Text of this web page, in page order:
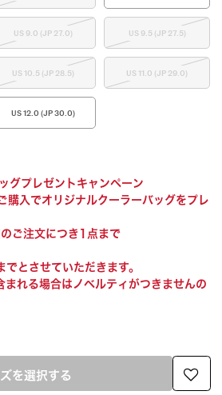
US 9.0 (JP 27.0) US 9.5 (JP 27.5)
US 10.5 (JP 28.5) US 11.0 (JP 29.0)
US 12.0 (JP 30.0)
グプレゼントキャンペーン
入でオリジナルクーラーバッグをプレ
ご注文につき1点まで
とさせていただきます。
れる場合はノベルティがつきませんの
を選択する